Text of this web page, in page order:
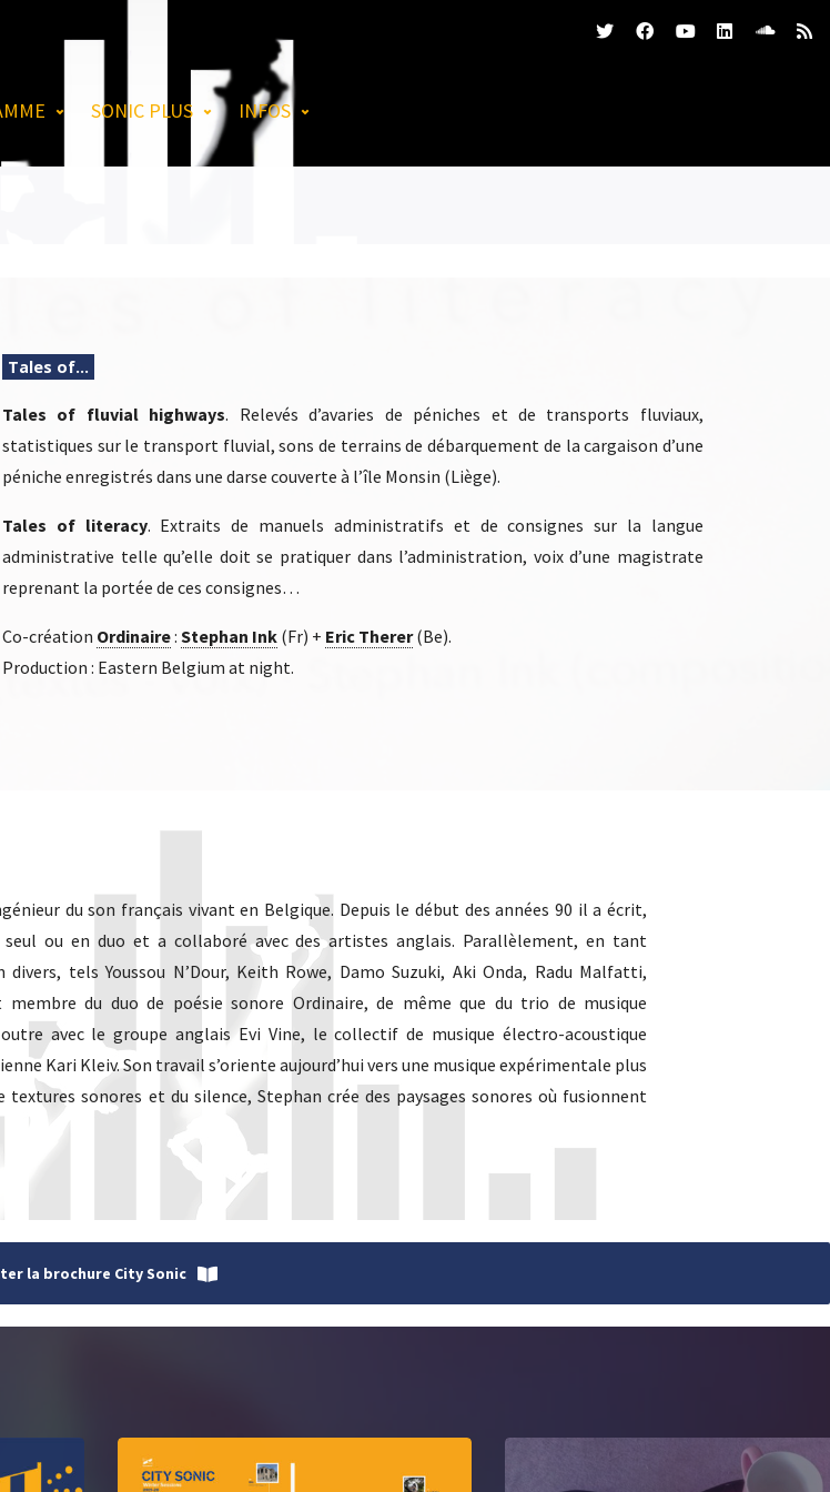
SONIC PLUS INFOS
Tales of…
Tales of fluvial highways. Relevés d’avaries de péniches et de transports fluviaux,
statistiques sur le transport fluvial, sons de terrains de débarquement de la cargaison d’une
péniche enregistrés dans une darse couverte à l’île Monsin (Liège).
Tales of literacy. Extraits de manuels administratifs et de consignes sur la langue
administrative telle qu’elle doit se pratiquer dans l’administration, voix d’une magistrate
reprenant la portée de ces consignes…
Co-création Ordinaire: Stephan Ink(Fr) + Eric Therer(Be).
Production : Eastern Belgium at night.
du son français vivant en Belgique. Depuis le début des années 90 il a écrit,
ou en duo et a collaboré avec des artistes anglais. Parallèlement, en tant
tels Youssou N’Dour, Keith Rowe, Damo Suzuki, Aki Onda, Radu Malfatti,
du duo de poésie sonore Ordinaire, de même que du trio de musique
avec le groupe anglais Evi Vine, le collectif de musique électro-acoustique
Kari Kleiv. Son travail s’oriente aujourd’hui vers une musique expérimentale plus
sonores et du silence, Stephan crée des paysages sonores où fusionnent
la brochure City Sonic